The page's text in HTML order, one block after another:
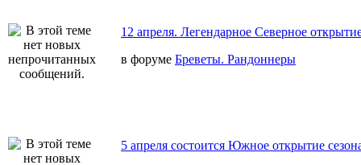
12 апреля. Легендарное Северное
в форуме Бреветы. Рандоннеры
5 апреля состоится Южное открытие